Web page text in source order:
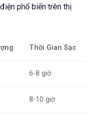
phổ biến trên thị
Thời Gian Sạc
6-8 giờ
8-10 giờ